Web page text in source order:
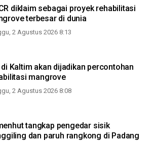
diklaim sebagai proyek rehabilitasi
terbesar di dunia
2 Agustus 2026 8:13
di Kaltim akan dijadikan percontohan
mangrove
2 Agustus 2026 8:08
tangkap pengedar sisik
dan paruh rangkong di Padang